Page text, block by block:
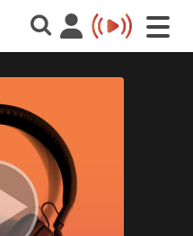
Toggle